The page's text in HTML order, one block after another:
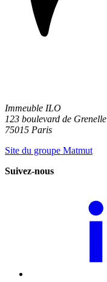
Immeuble ILO
123 boulevard de Grenelle
75015 Paris
Site du groupe Matmut
Suivez-nous